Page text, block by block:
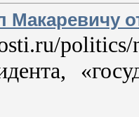
Макаревичу
politics/